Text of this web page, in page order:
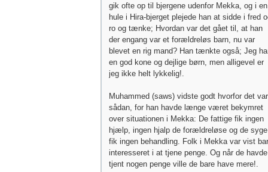
gik ofte op til bjergene udenfor Mekka, og i en
hule i Hira-bjerget plejede han at sidde i fred
ro og tænke; Hvordan var det gået til, at han
der engang var et forældreløs barn, nu var
blevet en rig mand? Han tænkte også; Jeg
en god kone og dejlige børn, men alligevel er
jeg ikke helt lykkelig!.
Muhammed (saws) vidste godt hvorfor det var
sådan, for han havde længe været bekymret
over situationen i Mekka: De fattige fik ingen
hjælp, ingen hjalp de forældreløse og de syge
fik ingen behandling. Folk i Mekka var vist
interesseret i at tjene penge. Og når de havde
tjent nogen penge ville de bare have mere!.